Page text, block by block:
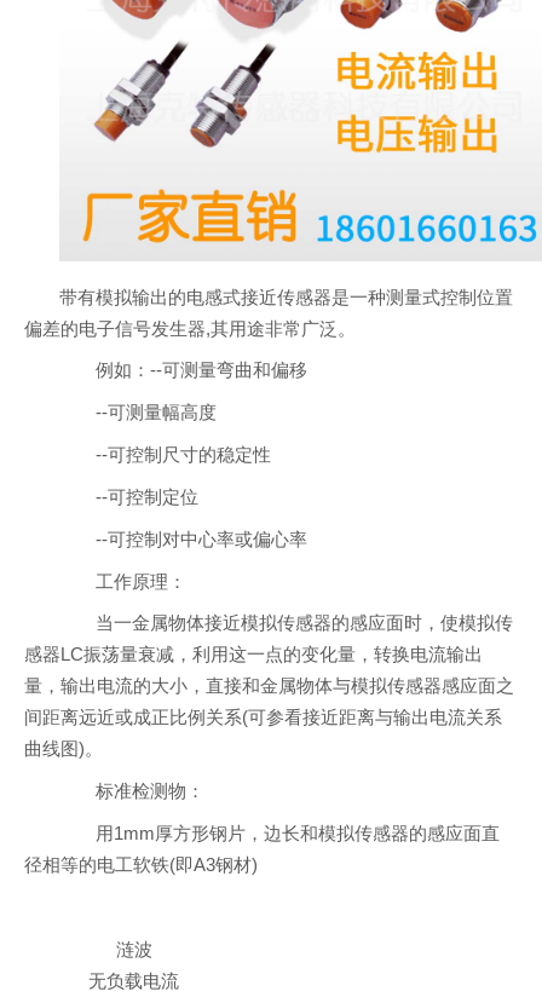
带有模拟输出的电感式接近传感器是一种测量式控制位置
偏差的电子信号发生器,其用途非常广泛。
例如：--可测量弯曲和偏移
--可测量幅高度
--可控制尺寸的稳定性
--可控制定位
--可控制对中心率或偏心率
工作原理：
当一金属物体接近模拟传感器的感应面时，使模拟传
感器LC振荡量衰减，利用这一点的变化量，转换电流输出
量，输出电流的大小，直接和金属物体与模拟传感器感应面之
间距离远近或成正比例关系(可参看接近距离与输出电流关系
曲线图)。
标准检测物：
用1mm厚方形钢片，边长和模拟传感器的感应面直
径相等的电工软铁(即A3钢材)
涟波
无负载电流